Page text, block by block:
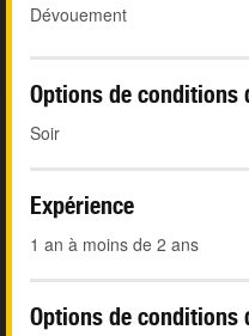
Dévouement
Options de conditions
Soir
Expérience
1 an à moins de 2 ans
Options de conditions